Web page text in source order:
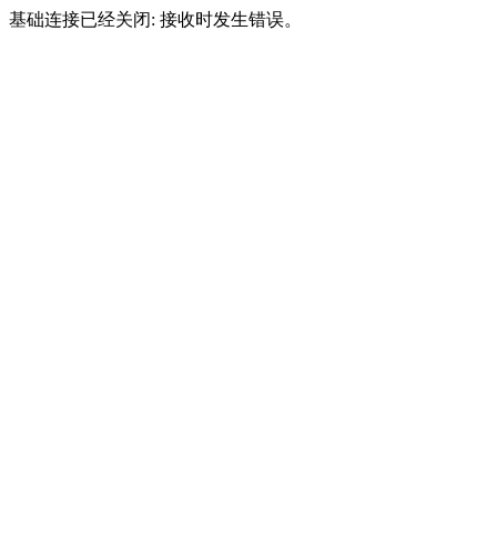
基础连接已经关闭: 接收时发生错误。